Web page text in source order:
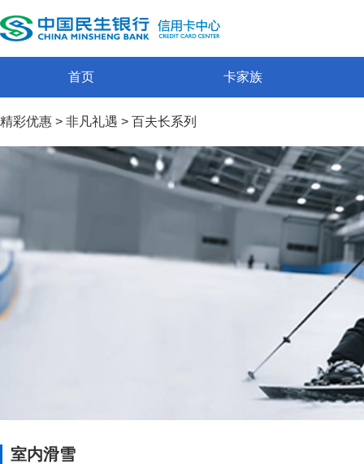
首页 卡家族
精彩优惠 > 非凡礼遇 > 百夫长系列
室内滑雪